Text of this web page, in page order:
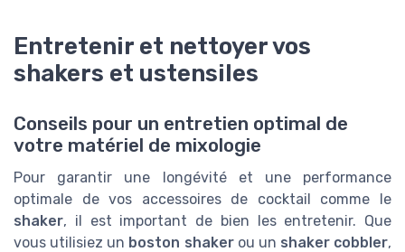
Entretenir et nettoyer vos
shakers et ustensiles
Conseils pour un entretien optimal de
votre matériel de mixologie
Pour garantir une longévité et une performance
optimale de vos accessoires de cocktail comme le
shaker, il est important de bien les entretenir. Que
vous utilisiez un boston shakerou un shaker cobbler,